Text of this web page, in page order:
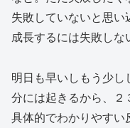
失敗していないと思い
成長するには失敗しな
明日も早いしもう少
分には起きるから、２
具体的でわかりやすい